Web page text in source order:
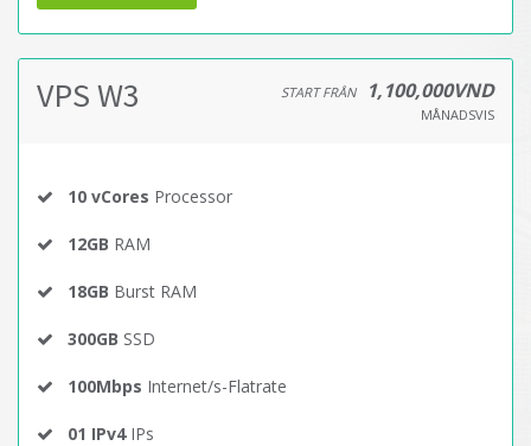
VPS W3 START FRÅN 1,100,000VND
MÅNADSVIS
10 vCores Processor
12GB RAM
18GB Burst RAM
300GB SSD
100Mbps Internet/s-Flatrate
01 IPv4IPs